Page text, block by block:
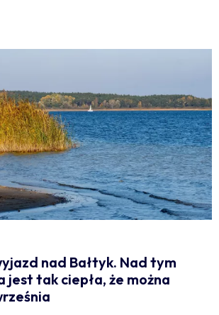
nad Bałtyk. Nad tym
jest tak ciepła, że można